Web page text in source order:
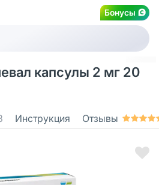
Бонусы
капсулы 2 мг 20
Инструкция Отзывы